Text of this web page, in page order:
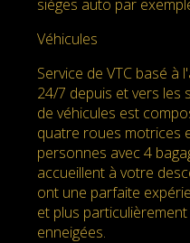
sièges auto par
Véhicules
Service de VTC basé
24/7 depuis et vers les
de véhicules est
quatre roues motrices
personnes avec 4
accueillent à votre
ont une parfaite
et plus
enneigées.